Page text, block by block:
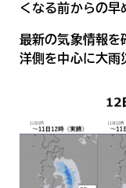
くなる前からの早
最新の気象情報を
洋側を中心に大雨